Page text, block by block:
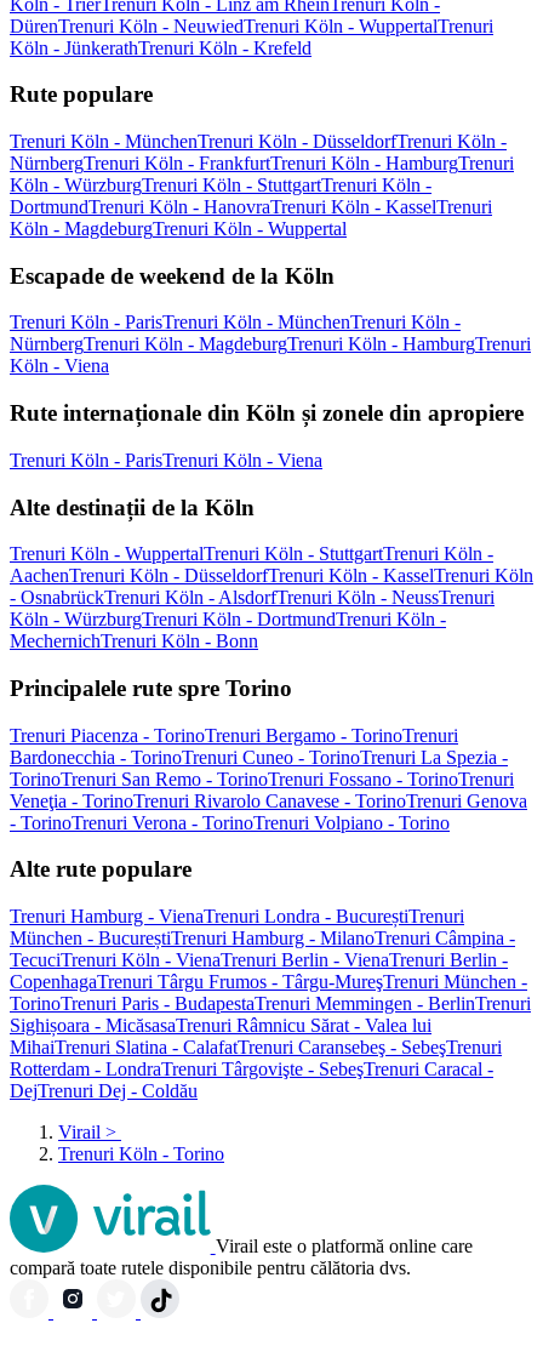
DürenTrenuri Köln - NeuwiedTrenuri Köln - WuppertalTrenuri
Köln - JünkerathTrenuri Köln - Krefeld
Rute populare
Trenuri Köln - MünchenTrenuri Köln - DüsseldorfTrenuri Köln -
NürnbergTrenuri Köln - FrankfurtTrenuri Köln - HamburgTrenuri
Köln - WürzburgTrenuri Köln - StuttgartTrenuri Köln -
DortmundTrenuri Köln - HanovraTrenuri Köln - KasselTrenuri
Köln - MagdeburgTrenuri Köln - Wuppertal
Escapade de weekend de la Köln
Trenuri Köln - ParisTrenuri Köln - MünchenTrenuri Köln -
NürnbergTrenuri Köln - MagdeburgTrenuri Köln - HamburgTrenuri
Köln - Viena
Rute internaționale din Köln și zonele din apropiere
Trenuri Köln - ParisTrenuri Köln - Viena
Alte destinații de la Köln
Trenuri Köln - WuppertalTrenuri Köln - StuttgartTrenuri Köln -
AachenTrenuri Köln - DüsseldorfTrenuri Köln - KasselTrenuri Köln
- OsnabrückTrenuri Köln - AlsdorfTrenuri Köln - NeussTrenuri
Köln - WürzburgTrenuri Köln - DortmundTrenuri Köln -
MechernichTrenuri Köln - Bonn
Principalele rute spre Torino
Trenuri Piacenza - TorinoTrenuri Bergamo - TorinoTrenuri
Bardonecchia - TorinoTrenuri Cuneo - TorinoTrenuri La Spezia -
TorinoTrenuri San Remo - TorinoTrenuri Fossano - TorinoTrenuri
Veneţia - TorinoTrenuri Rivarolo Canavese - TorinoTrenuri Genova
- TorinoTrenuri Verona - TorinoTrenuri Volpiano - Torino
Alte rute populare
Trenuri Hamburg - VienaTrenuri Londra - BucureștiTrenuri
München - BucureștiTrenuri Hamburg - MilanoTrenuri Câmpina -
TecuciTrenuri Köln - VienaTrenuri Berlin - VienaTrenuri Berlin -
CopenhagaTrenuri Târgu Frumos - Târgu-MureşTrenuri München -
TorinoTrenuri Paris - BudapestaTrenuri Memmingen - BerlinTrenuri
Sighișoara - MicăsasaTrenuri Râmnicu Sărat - Valea lui
MihaiTrenuri Slatina - CalafatTrenuri Caransebeş - SebeşTrenuri
Rotterdam - LondraTrenuri Târgovişte - SebeşTrenuri Caracal -
DejTrenuri Dej - Coldău
Virail >
Trenuri Köln - Torino
Virail este o platformă online care
compară toate rutele disponibile pentru călătoria dvs.